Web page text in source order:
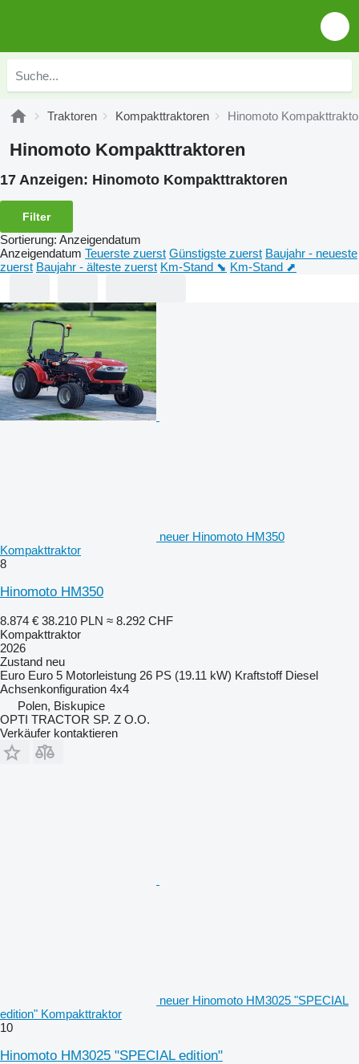
Traktoren Kompakttraktoren Hinomoto
Hinomoto Kompakttraktoren
17 Anzeigen: Hinomoto Kompakttraktoren
Filter
Sortierung: Anzeigendatum
Anzeigendatum Teuerste zuerst Günstigste zuerst Baujahr - neueste
zuerst Baujahr - älteste zuerst Km-Stand ⬊ Km-Stand ⬈
neuer Hinomoto HM350
Kompakttraktor
8
Hinomoto HM350
8.874 € 38.210 PLN ≈ 8.292 CHF
Kompakttraktor
2026
Zustand neu
Euro Euro 5 Motorleistung 26 PS (19.11 kW) Kraftstoff Diesel
Achsenkonfiguration 4x4
Polen, Biskupice
OPTI TRACTOR SP. Z O.O.
Verkäufer kontaktieren
neuer Hinomoto HM3025 "SPECIAL
edition" Kompakttraktor
10
Hinomoto HM3025 "SPECIAL edition"